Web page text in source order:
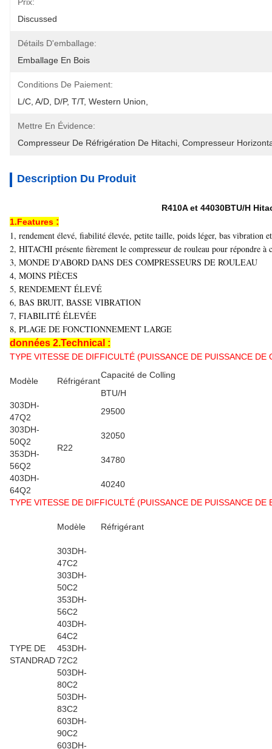
Discussed
Détails D'emballage:
Emballage En Bois
Conditions De Paiement:
L/C, A/D, D/P, T/T, Western Union,
Mettre En Évidence:
Compresseur De Réfrigération De Hitachi Compresseur
Description Du Produit
R410A et 44030BTU/H
1.Features :
1, rendement élevé, fiabilité élevée, petite taille, poids léger, bas vibration
2, HITACHI présente fièrement le compresseur de rouleau pour répondre
3, MONDE D'ABORD DANS DES COMPRESSEURS DE ROULEAU
4, MOINS PIÈCES
5, RENDEMENT ÉLEVÉ
6, BAS BRUIT, BASSE VIBRATION
7, FIABILITÉ ÉLEVÉE
8, PLAGE DE FONCTIONNEMENT LARGE
données 2.Technical :
TYPE VITESSE DE DIFFICULTÉ (PUISSANCE DE PUISSANCE DE
Modèle Réfrigérant
Capacité de Colling
BTU/H
303DH-
47Q2
R22
29500
303DH-
50Q2
32050
353DH-
56Q2
34780
403DH-
64Q2
40240
TYPE VITESSE DE DIFFICULTÉ (PUISSANCE DE PUISSANCE DE
Modèle Réfrigérant
TYPE DE
STANDRAD
303DH-
47C2
303DH-
50C2
353DH-
56C2
403DH-
64C2
453DH-
72C2
503DH-
80C2
503DH-
83C2
603DH-
90C2
603DH-